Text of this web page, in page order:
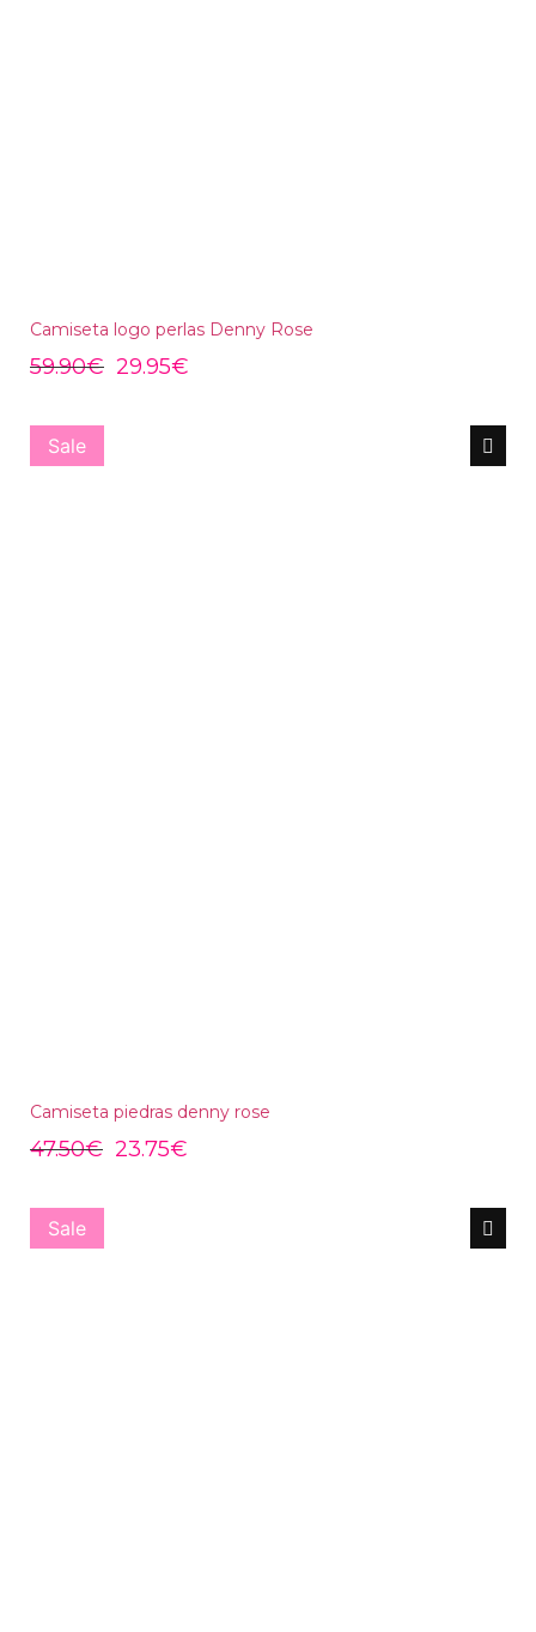
Camiseta logo perlas Denny Rose
59.90€ 29.95€
Sale
Camiseta piedras denny rose
47.50€ 23.75€
Sale